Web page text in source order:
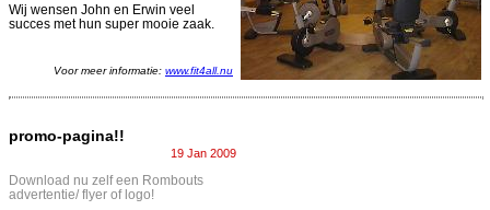
Wij wensen John en Erwin veel
succes met hun super mooie zaak.
Voor meer informatie: www.fit4all.nu
promo-pagina!!
19 Jan 2009
Download nu zelf een Rombouts
advertentie/ flyer of logo!